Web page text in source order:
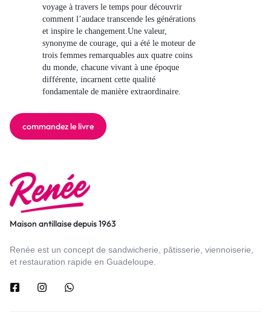
voyage à travers le temps pour découvrir
comment l’audace transcende les générations
et inspire le changement.Une valeur,
synonyme de courage, qui a été le moteur de
trois femmes remarquables aux quatre coins
du monde, chacune vivant à une époque
différente, incarnent cette qualité
fondamentale de manière extraordinaire.
commandez le livre
Maison antillaise depuis 1963
Renée est un concept de sandwicherie, pâtisserie, viennoiserie,
et restauration rapide en Guadeloupe.